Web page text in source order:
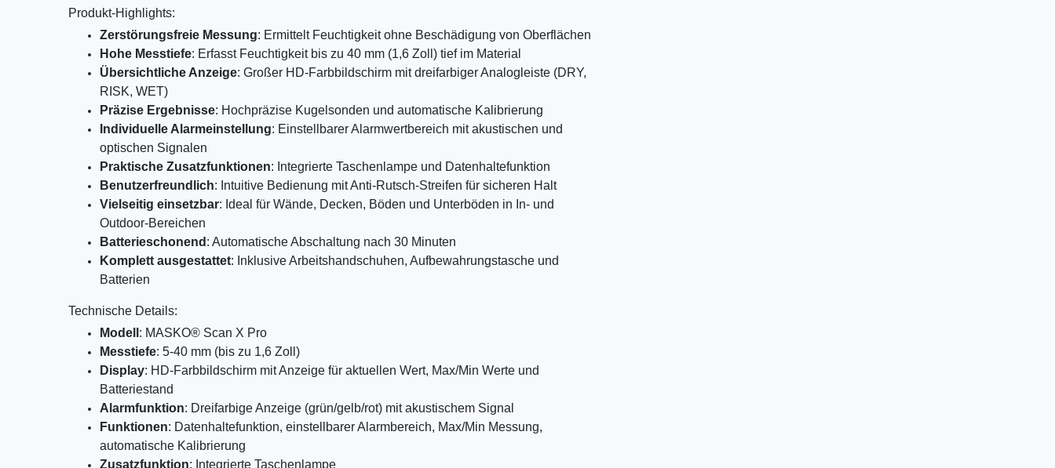
Produkt-Highlights:
Zerstörungsfreie Messung: Ermittelt Feuchtigkeit ohne Beschädigung von Oberflächen
Hohe Messtiefe: Erfasst Feuchtigkeit bis zu 40 mm (1,6 Zoll) tief im Material
Übersichtliche Anzeige: Großer HD-Farbbildschirm mit dreifarbiger Analogleiste (DRY,
RISK, WET)
Präzise Ergebnisse: Hochpräzise Kugelsonden und automatische Kalibrierung
Individuelle Alarmeinstellung: Einstellbarer Alarmwertbereich mit akustischen und
optischen Signalen
Praktische Zusatzfunktionen: Integrierte Taschenlampe und Datenhaltefunktion
Benutzerfreundlich: Intuitive Bedienung mit Anti-Rutsch-Streifen für sicheren Halt
Vielseitig einsetzbar: Ideal für Wände, Decken, Böden und Unterböden in In- und
Outdoor-Bereichen
Batterieschonend : Automatische Abschaltung nach 30 Minuten
Komplett ausgestattet: Inklusive Arbeitshandschuhen, Aufbewahrungstasche und
Batterien
Technische Details:
Modell : MASKO® Scan X Pro
Messtiefe: 5-40 mm (bis zu 1,6 Zoll)
Display: HD-Farbbildschirm mit Anzeige für aktuellen Wert, Max/Min Werte und
Batteriestand
Alarmfunktion: Dreifarbige Anzeige (grün/gelb/rot) mit akustischem Signal
Funktionen: Datenhaltefunktion, einstellbarer Alarmbereich, Max/Min Messung,
automatische Kalibrierung
Zusatzfunktion: Integrierte Taschenlampe